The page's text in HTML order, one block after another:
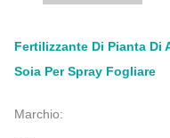
Fertilizzante Di Pianta Di
Soia Per Spray Fogliare
Marchio: